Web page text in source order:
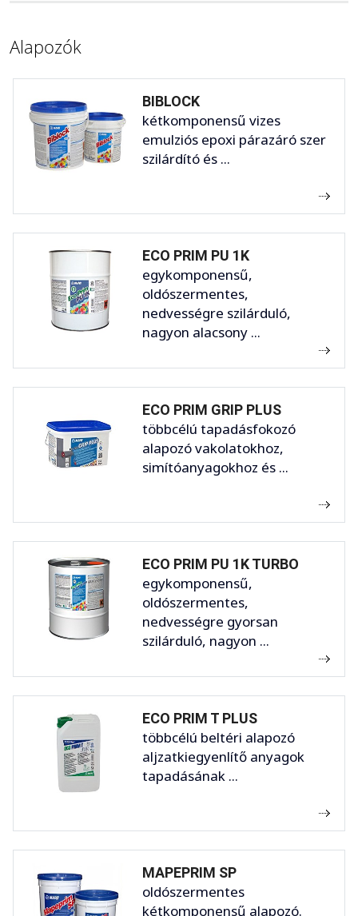
Alapozók
BIBLOCK
kétkomponensű vizes
emulziós epoxi párazáró szer
szilárdító és ...
ECO PRIM PU 1K
egykomponensű,
oldószermentes,
nedvességre szilárduló,
nagyon alacsony ...
ECO PRIM GRIP PLUS
többcélú tapadásfokozó
alapozó vakolatokhoz,
simítóanyagokhoz és ...
ECO PRIM PU 1K TURBO
egykomponensű,
oldószermentes,
nedvességre gyorsan
szilárduló, nagyon ...
ECO PRIM T PLUS
többcélú beltéri alapozó
aljzatkiegyenlítő anyagok
tapadásának ...
MAPEPRIM SP
oldószermentes
kétkomponensű alapozó.